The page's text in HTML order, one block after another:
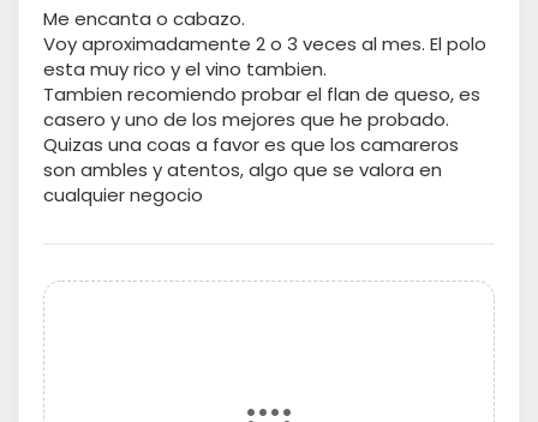
Me encanta o cabazo.
Voy aproximadamente 2 o 3 veces al mes. El polo
esta muy rico y el vino tambien.
Tambien recomiendo probar el flan de queso, es
casero y uno de los mejores que he probado.
Quizas una coas a favor es que los camareros
son ambles y atentos, algo que se valora en
cualquier negocio